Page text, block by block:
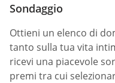
Sondaggio
Ottieni un elenco di
tanto sulla tua vita
ricevi una piacevole
premi tra cui